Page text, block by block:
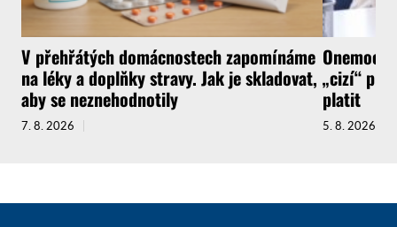
V přehřátých domácnostech zapomínáme
na léky a doplňky stravy. Jak je skladovat,
aby se neznehodnotily
7. 8. 2026
„cizí“
platit
5. 8. 2026